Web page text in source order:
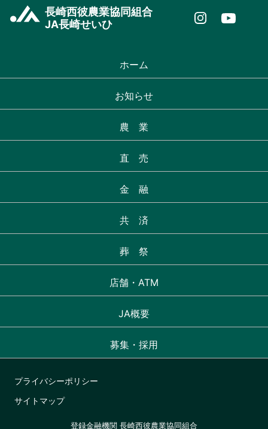
長崎西彼農業協同組合
JA長崎せいひ
ホーム
お知らせ
農 業
直 売
金 融
共 済
葬 祭
店舗・ATM
JA概要
募集・採用
プライバシーポリシー
サイトマップ
登録金融機関 長崎西彼農業協同組合